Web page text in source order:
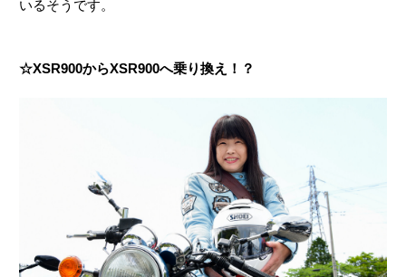
いるそうです。
☆XSR900からXSR900へ乗り換え！？